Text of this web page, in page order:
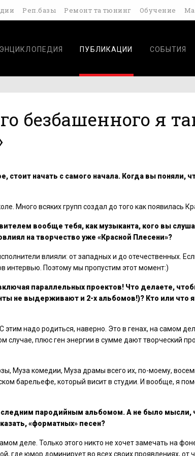
Реп.базы Ремонт та тюнинг Обучение
ПУБЛИКАЦИИ СОБЫТИЯ
безбашенного я
стоит начать с самого начала. Когда вы поняли,
Много всяких групп создал до того как появилась
вообще тебя, как музыканта, кого вы
на творчество уже «Красной Плесени»?
влияли: от западных и до отечественных.
интервью. Поэтому мы пропустим этот момент:)
параллельных проектов! Что делаете,
не выдерживают и 2-х альбомов!)? Кто или что
этим надо родиться, наверно. Это в генах, на самом
случае, плюс ген энергии в сумме дают творческий
Муза комедии, Муза драмы всего их, по-моему,
барельефе, который висит в студии. И вообще, я
пародийным альбомом. А не было мысли,
«форматных» песен?
деле. Только этого никто не хочет замечать на
где юмор доминирует во всех своих проявлениях, от